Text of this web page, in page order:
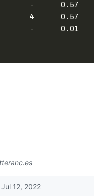
-      0.57
4      0.57
-      0.01